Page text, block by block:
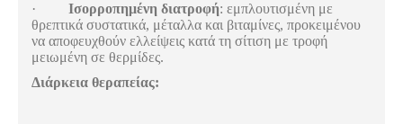
· Ισορροπημένη διατροφή: εμπλουτισμένη με
θρεπτικά συστατικά, μέταλλα και βιταμίνες, προκειμένου
να αποφευχθούν ελλείψεις κατά τη σίτιση με τροφή
μειωμένη σε θερμίδες.
Διάρκεια θεραπείας: